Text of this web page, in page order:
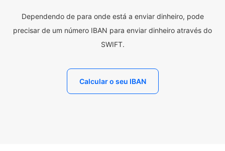
Dependendo de para onde está a enviar dinheiro, pode
precisar de um número IBAN para enviar dinheiro através do
SWIFT.
Calcular o seu IBAN